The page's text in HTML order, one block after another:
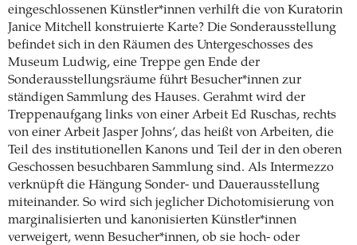
eingeschlossenen Künstler*innen verhilft die von Kuratorin
Janice Mitchell konstruierte Karte? Die Sonderausstellung
befindet sich in den Räumen des Untergeschosses des
Museum Ludwig, eine Treppe gen Ende der
Sonderausstellungsräume führt Besucher*innen zur
ständigen Sammlung des Hauses. Gerahmt wird der
Treppenaufgang links von einer Arbeit Ed Ruschas, rechts
von einer Arbeit Jasper Johns’, das heißt von Arbeiten, die
Teil des institutionellen Kanons und Teil der in den oberen
Geschossen besuchbaren Sammlung sind. Als Intermezzo
verknüpft die Hängung Sonder- und Dauerausstellung
miteinander. So wird sich jeglicher Dichotomisierung von
marginalisierten und kanonisierten Künstler*innen
verweigert, wenn Besucher*innen, ob sie hoch- oder